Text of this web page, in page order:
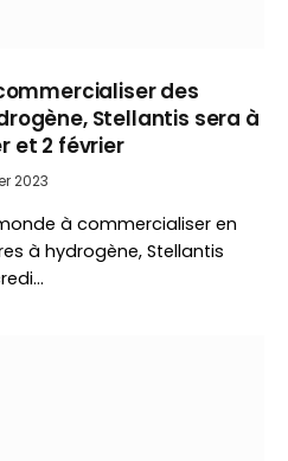
des
Stellantis sera à
et 2 février
2023
à commercialiser en
à hydrogène, Stellantis